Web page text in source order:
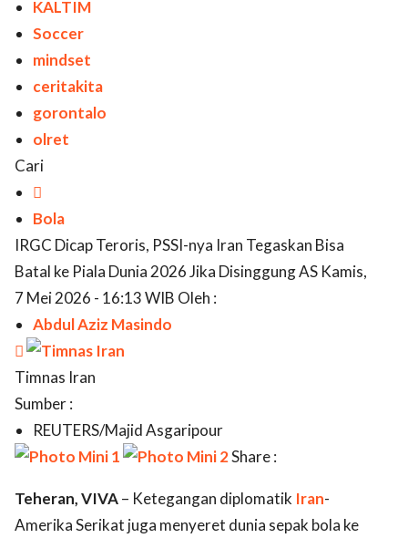
KALTIM
Soccer
mindset
ceritakita
gorontalo
olret
Cari

Bola
IRGC Dicap Teroris, PSSI-nya Iran Tegaskan Bisa
Batal ke Piala Dunia 2026 Jika Disinggung AS Kamis,
7 Mei 2026 - 16:13 WIB Oleh :
Abdul Aziz Masindo

Timnas Iran
Sumber :
REUTERS/Majid Asgaripour
Share :
Teheran, VIVA– Ketegangan diplomatik Iran-
Amerika Serikat juga menyeret dunia sepak bola ke